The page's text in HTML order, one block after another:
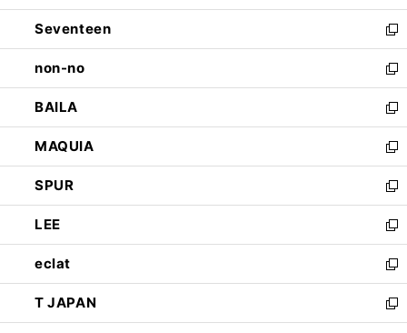
開
く
ウ
で
開
く
ン
ド
ウ
で
開
く
Seventeen
新
し
い
ウ
ィ
ン
ド
ウ
で
開
く
non-no
新
し
い
ウ
ィ
ン
ド
ウ
で
開
く
BAILA
新
し
い
ウ
ィ
ン
ド
ウ
で
開
く
MAQUIA
新
し
い
ウ
ィ
ン
ド
ウ
で
開
SPUR
新
し
い
ウ
ィ
ン
ド
ウ
LEE
新
し
い
ウ
ィ
ン
eclat
新
し
い
ウ
T JAPAN
新
し